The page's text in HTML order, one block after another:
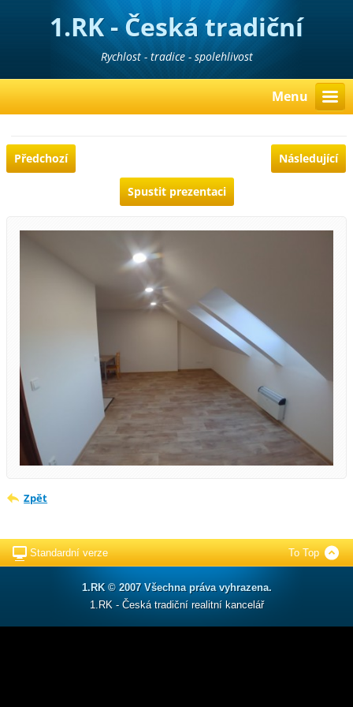
1.RK - Česká tradiční
realitní kancelář
Rychlost - tradice - spolehlivost
Menu
Předchozí Následující
Spustit prezentaci
Zpět
Standardní verze To Top
1.RK © 2007 Všechna práva vyhrazena.
1.RK - Česká tradiční realitní kancelář